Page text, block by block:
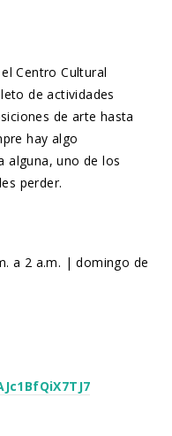
Centro Cultural
de actividades
de arte hasta
hay algo
alguna, uno de los
perder.
a 2 a.m. | domingo de